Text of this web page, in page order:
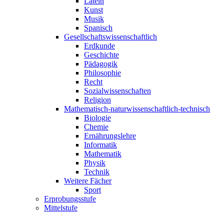
Kunst
Musik
Spanisch
Gesellschaftswissenschaftlich
Erdkunde
Geschichte
Pädagogik
Philosophie
Recht
Sozialwissenschaften
Religion
Mathematisch-naturwissenschaftlich-technisch
Biologie
Chemie
Ernährungslehre
Informatik
Mathematik
Physik
Technik
Weitere Fächer
Sport
Erprobungsstufe
Mittelstufe